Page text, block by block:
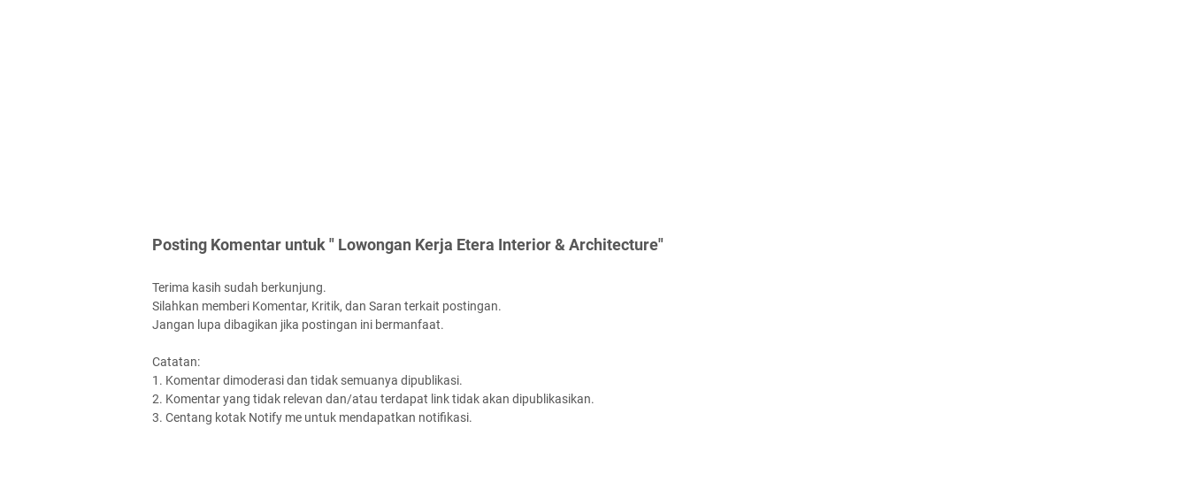
Posting Komentar untuk " Lowongan Kerja Etera Interior & Architecture"
Terima kasih sudah berkunjung.
Silahkan memberi Komentar, Kritik, dan Saran terkait postingan.
Jangan lupa dibagikan jika postingan ini bermanfaat.
Catatan:
1. Komentar dimoderasi dan tidak semuanya dipublikasi.
2. Komentar yang tidak relevan dan/atau terdapat link tidak akan dipublikasikan.
3. Centang kotak Notify me untuk mendapatkan notifikasi.